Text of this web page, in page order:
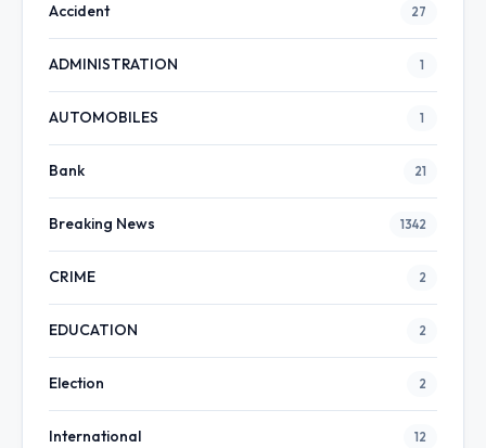
Accident 27
ADMINISTRATION 1
AUTOMOBILES 1
Bank 21
Breaking News 1342
CRIME 2
EDUCATION 2
Election 2
International 12